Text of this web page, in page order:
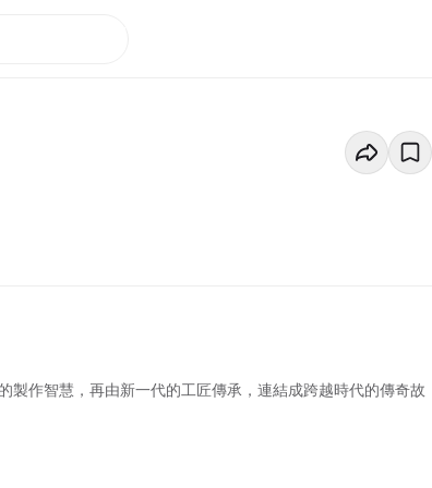
製作智慧，再由新一代的工匠傳承，連結成跨越時代的傳奇故